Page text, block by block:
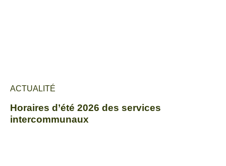
ACTUALITÉ
Horaires d’été 2026 des services
intercommunaux